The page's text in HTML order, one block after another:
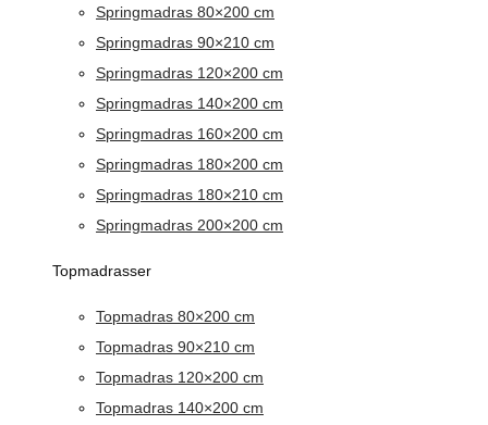
Springmadras 80×200 cm
Springmadras 90×210 cm
Springmadras 120×200 cm
Springmadras 140×200 cm
Springmadras 160×200 cm
Springmadras 180×200 cm
Springmadras 180×210 cm
Springmadras 200×200 cm
Topmadrasser
Topmadras 80×200 cm
Topmadras 90×210 cm
Topmadras 120×200 cm
Topmadras 140×200 cm